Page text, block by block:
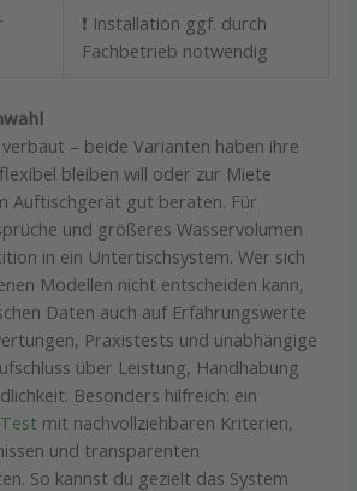
❗ Installation ggf. durch
Fachbetrieb notwendig
– beide Varianten haben ihre
bleiben will oder zur Miete
Auftischgerät gut beraten. Für
und größeres Wasservolumen
in ein Untertischsystem. Wer sich
Modellen nicht entscheiden kann,
Daten auch auf Erfahrungswerte
Praxistests und unabhängige
über Leistung, Handhabung
Besonders hilfreich: ein
mit nachvollziehbaren Kriterien,
und transparenten
So kannst du gezielt das System